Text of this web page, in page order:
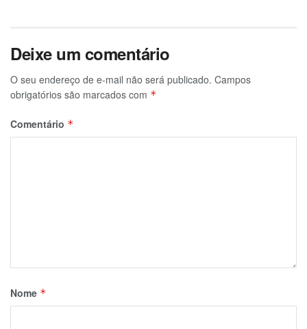
Deixe um comentário
O seu endereço de e-mail não será publicado. Campos
obrigatórios são marcados com *
Comentário *
Nome *